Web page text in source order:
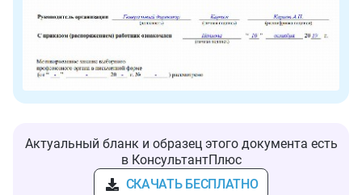
Актуальный бланк и образец этого документа есть
в КонсультантПлюс
СКАЧАТЬ БЕСПЛАТНО